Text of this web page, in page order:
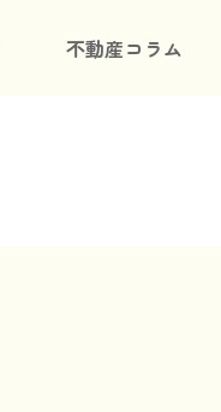
不動産コラム